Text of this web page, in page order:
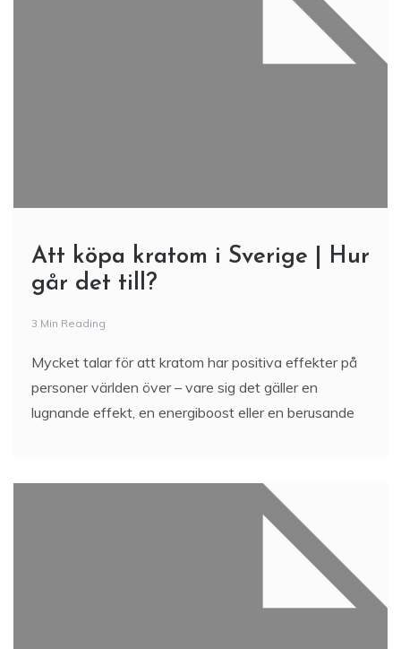
Att köpa kratom i Sverige | Hur
går det till?
3 Min Reading
Mycket talar för att kratom har positiva effekter på
personer världen över – vare sig det gäller en
lugnande effekt, en energiboost eller en berusande